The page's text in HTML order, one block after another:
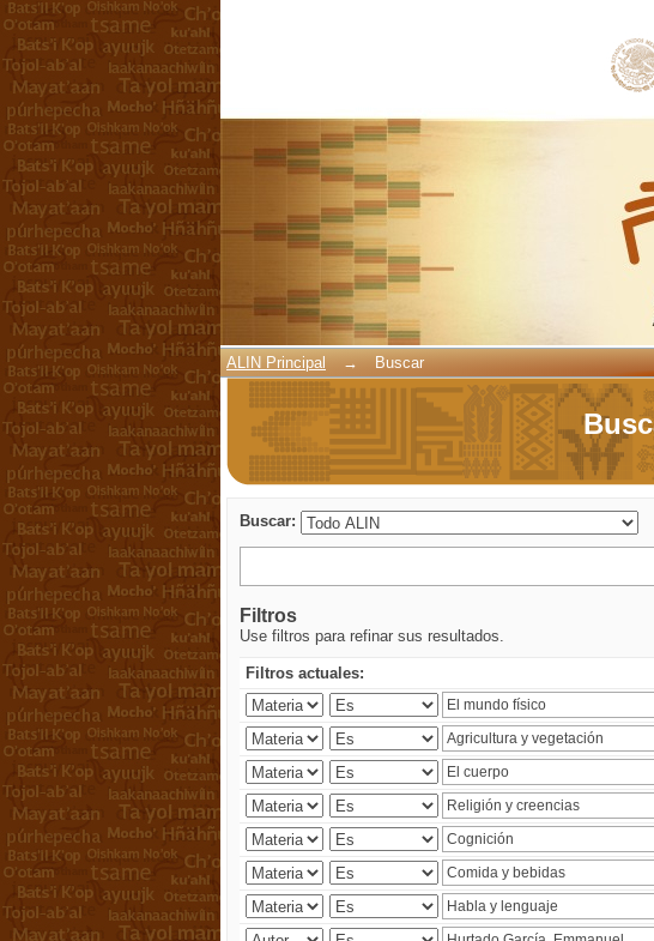
ALIN Principal → Buscar
Buscar:
Filtros
Use filtros para refinar sus resultados.
Filtros actuales: